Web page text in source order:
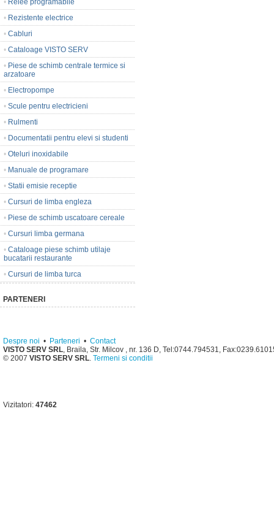
• Relee programabile
• Rezistente electrice
• Cabluri
• Cataloage VISTO SERV
• Piese de schimb centrale termice si
arzatoare
• Electropompe
• Scule pentru electricieni
• Rulmenti
• Documentatii pentru elevi si studenti
• Oteluri inoxidabile
• Manuale de programare
• Statii emisie receptie
• Cursuri de limba engleza
• Piese de schimb uscatoare cereale
• Cursuri limba germana
• Cataloage piese schimb utilaje
bucatarii restaurante
• Cursuri de limba turca
PARTENERI
Despre noi • Parteneri • Contact
VISTO SERV SRL, Braila, Str. Milcov , nr. 136 D, Tel:0744.794531,
© 2007 VISTO SERV SRL. Termeni si conditii
Vizitatori: 47462